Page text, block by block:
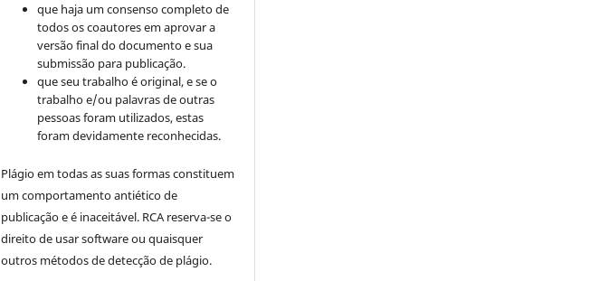
que haja um consenso completo de
todos os coautores em aprovar a
versão final do documento e sua
submissão para publicação.
que seu trabalho é original, e se o
trabalho e/ou palavras de outras
pessoas foram utilizados, estas
foram devidamente reconhecidas.
Plágio em todas as suas formas constituem
um comportamento antiético de
publicação e é inaceitável. RCA reserva-se o
direito de usar software ou quaisquer
outros métodos de detecção de plágio.